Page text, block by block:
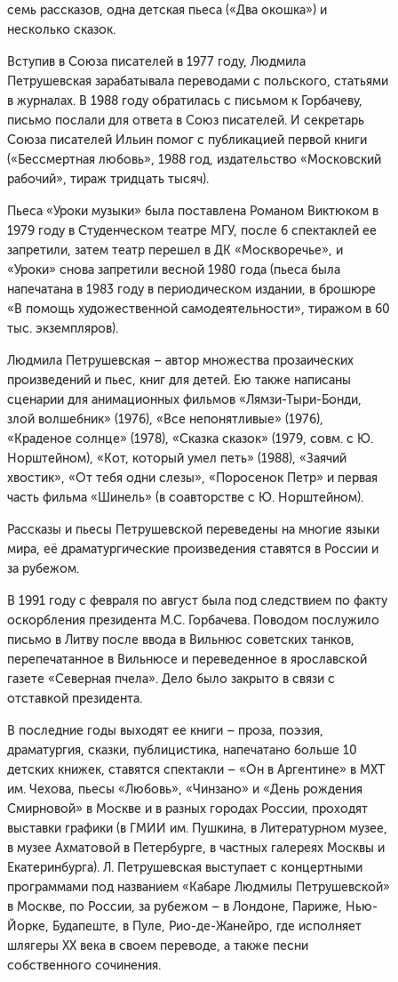
семь рассказов, одна детская пьеса («Два окошка») и
несколько сказок.
Вступив в Союза писателей в 1977 году, Людмила
Петрушевская зарабатывала переводами с польского, статьями
в журналах. В 1988 году обратилась с письмом к Горбачеву,
письмо послали для ответа в Союз писателей. И секретарь
Союза писателей Ильин помог с публикацией первой книги
(«Бессмертная любовь», 1988 год, издательство «Московский
рабочий», тираж тридцать тысяч).
Пьеса «Уроки музыки» была поставлена Романом Виктюком в
1979 году в Студенческом театре МГУ, после 6 спектаклей ее
запретили, затем театр перешел в ДК «Москворечье», и
«Уроки» снова запретили весной 1980 года (пьеса была
напечатана в 1983 году в периодическом издании, в брошюре
«В помощь художественной самодеятельности», тиражом в 60
тыс. экземпляров).
Людмила Петрушевская – автор множества прозаических
произведений и пьес, книг для детей. Ею также написаны
сценарии для анимационных фильмов «Лямзи-Тыри-Бонди,
злой волшебник» (1976), «Все непонятливые» (1976),
«Краденое солнце» (1978), «Сказка сказок» (1979, совм. с Ю.
Норштейном), «Кот, который умел петь» (1988), «Заячий
хвостик», «От тебя одни слезы», «Поросенок Петр» и первая
часть фильма «Шинель» (в соавторстве с Ю. Норштейном).
Рассказы и пьесы Петрушевской переведены на многие языки
мира, её драматургические произведения ставятся в России и
за рубежом.
В 1991 году с февраля по август была под следствием по факту
оскорбления президента М.С. Горбачева. Поводом послужило
письмо в Литву после ввода в Вильнюс советских танков,
перепечатанное в Вильнюсе и переведенное в ярославской
газете «Северная пчела». Дело было закрыто в связи с
отставкой президента.
В последние годы выходят ее книги – проза, поэзия,
драматургия, сказки, публицистика, напечатано больше 10
детских книжек, ставятся спектакли – «Он в Аргентине» в МХТ
им. Чехова, пьесы «Любовь», «Чинзано» и «День рождения
Смирновой» в Москве и в разных городах России, проходят
выставки графики (в ГМИИ им. Пушкина, в Литературном музее,
в музее Ахматовой в Петербурге, в частных галереях Москвы и
Екатеринбурга). Л. Петрушевская выступает с концертными
программами под названием «Кабаре Людмилы Петрушевской»
в Москве, по России, за рубежом – в Лондоне, Париже, Нью-
Йорке, Будапеште, в Пуле, Рио-де-Жанейро, где исполняет
шлягеры ХХ века в своем переводе, а также песни
собственного сочинения.